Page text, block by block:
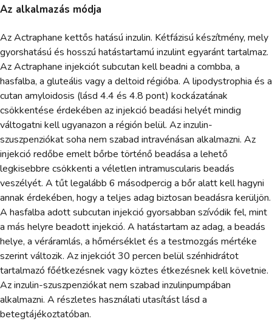
Az alkalmazás módja
Az Actraphane kettős hatású inzulin. Kétfázisú készítmény, mely
gyorshatású és hosszú hatástartamú inzulint egyaránt tartalmaz.
Az Actraphane injekciót subcutan kell beadni a combba, a
hasfalba, a gluteális vagy a deltoid régióba. A lipodystrophia és a
cutan amyloidosis (lásd 4.4 és 4.8 pont) kockázatának
csökkentése érdekében az injekció beadási helyét mindig
váltogatni kell ugyanazon a régión belül. Az inzulin-
szuszpenziókat soha nem szabad intravénásan alkalmazni. Az
injekció redőbe emelt bőrbe történő beadása a lehető
legkisebbre csökkenti a véletlen intramuscularis beadás
veszélyét. A tűt legalább 6 másodpercig a bőr alatt kell hagyni
annak érdekében, hogy a teljes adag biztosan beadásra kerüljön.
A hasfalba adott subcutan injekció gyorsabban szívódik fel, mint
a más helyre beadott injekció. A hatástartam az adag, a beadás
helye, a véráramlás, a hőmérséklet és a testmozgás mértéke
szerint változik. Az injekciót 30 percen belül szénhidrátot
tartalmazó főétkezésnek vagy köztes étkezésnek kell követnie.
Az inzulin-szuszpenziókat nem szabad inzulinpumpában
alkalmazni. A részletes használati utasítást lásd a
betegtájékoztatóban.